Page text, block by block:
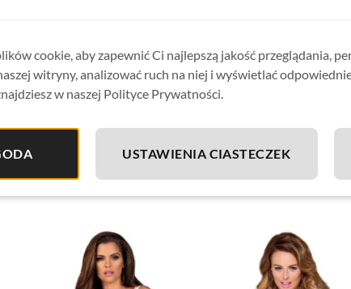
cookie, aby zapewnić Ci najlepszą jakość przeglądania,
witryny, analizować ruch na niej i wyświetlać
w naszej Polityce Prywatności.
USTAWIENIA CIASTECZEK